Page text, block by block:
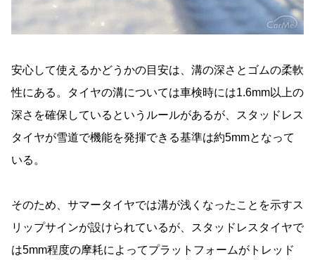
安心して使えるかどうかの目安は、溝の深さとゴムの柔軟
性にある。タイヤの溝については車検時には1.6mm以上の
深さを確保しているというルールがあるが、スタッドレス
タイヤが雪道で機能を発揮できる基準は約5mmとなって
いる。
そのため、サマータイヤでは溝が浅くなったことを示すス
リップサインが設けられているが、スタッドレスタイヤで
は5mm程度の摩耗によってプラットフォームがトレッド